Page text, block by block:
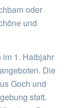
oder
und
im 1. Halbjahr
Die
Goch und
statt.